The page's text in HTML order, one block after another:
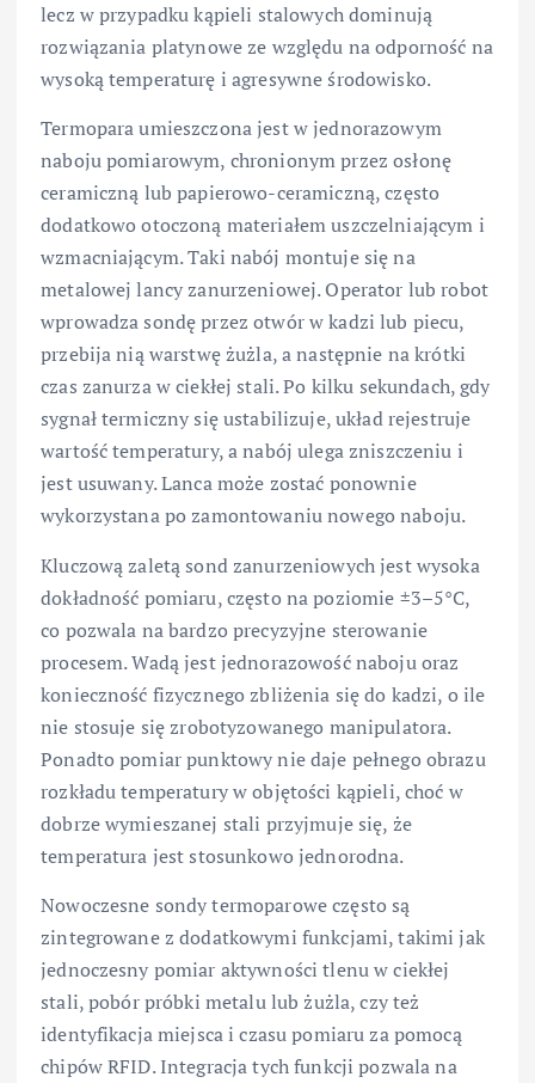
lecz w przypadku kąpieli stalowych dominują
rozwiązania platynowe ze względu na odporność na
wysoką temperaturę i agresywne środowisko.
Termopara umieszczona jest w jednorazowym
naboju pomiarowym, chronionym przez osłonę
ceramiczną lub papierowo-ceramiczną, często
dodatkowo otoczoną materiałem uszczelniającym i
wzmacniającym. Taki nabój montuje się na
metalowej lancy zanurzeniowej. Operator lub robot
wprowadza sondę przez otwór w kadzi lub piecu,
przebija nią warstwę żużla, a następnie na krótki
czas zanurza w ciekłej stali. Po kilku sekundach, gdy
sygnał termiczny się ustabilizuje, układ rejestruje
wartość temperatury, a nabój ulega zniszczeniu i
jest usuwany. Lanca może zostać ponownie
wykorzystana po zamontowaniu nowego naboju.
Kluczową zaletą sond zanurzeniowych jest wysoka
dokładność pomiaru, często na poziomie ±3–5°C,
co pozwala na bardzo precyzyjne sterowanie
procesem. Wadą jest jednorazowość naboju oraz
konieczność fizycznego zbliżenia się do kadzi, o ile
nie stosuje się zrobotyzowanego manipulatora.
Ponadto pomiar punktowy nie daje pełnego obrazu
rozkładu temperatury w objętości kąpieli, choć w
dobrze wymieszanej stali przyjmuje się, że
temperatura jest stosunkowo jednorodna.
Nowoczesne sondy termoparowe często są
zintegrowane z dodatkowymi funkcjami, takimi jak
jednoczesny pomiar aktywności tlenu w ciekłej
stali, pobór próbki metalu lub żużla, czy też
identyfikacja miejsca i czasu pomiaru za pomocą
chipów RFID. Integracja tych funkcji pozwala na